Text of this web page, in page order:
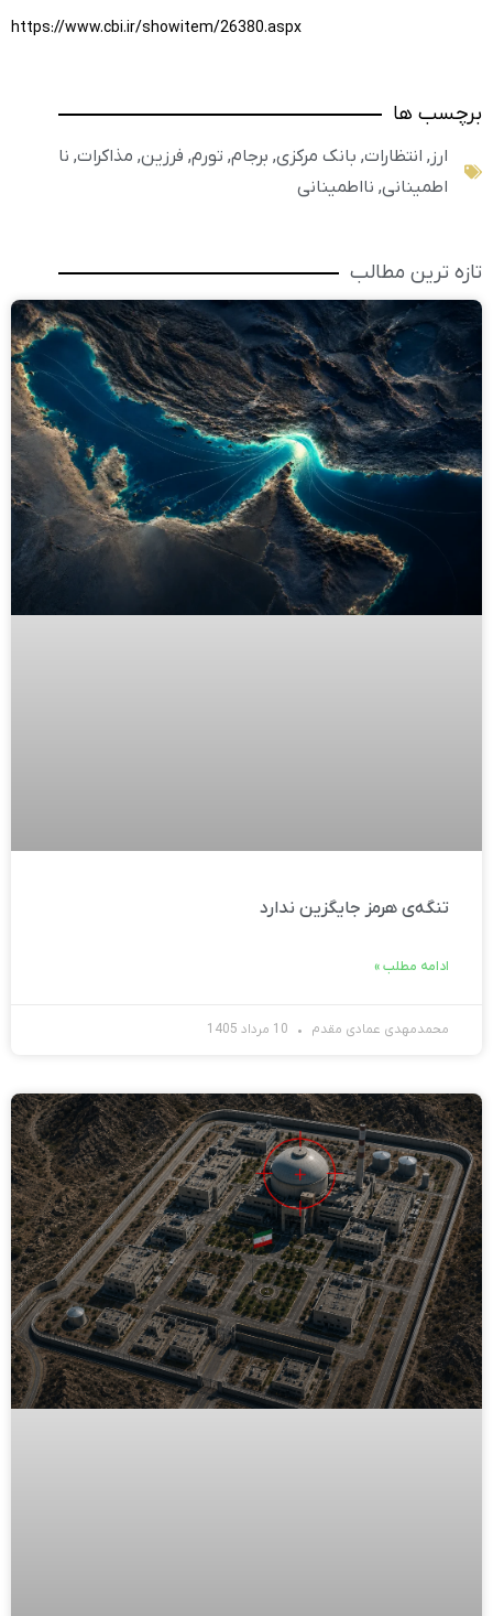
https://www.cbi.ir/showitem/26380.aspx
برچسب ها
ارز , انتظارات, بانک مرکزی, برجام, تورم, فرزین, مذاکرات, نا
اطمینانی, نااطمینانی
تازه ترین مطالب
تنگه‌ی هرمز جایگزین ندارد
ادامه مطلب »
محمدمهدی عمادی مقدم